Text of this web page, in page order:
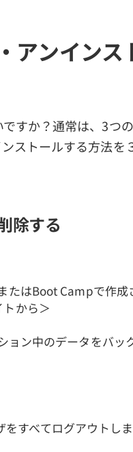
アンインス
すか？通常は、3つ
ストールする方法を
除する
たはBoot Campで作成
から＞
ン中のデータをバッ
すべてログアウトしま